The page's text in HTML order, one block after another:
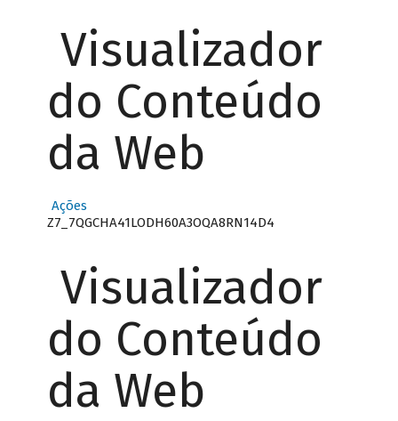
Visualizador
do Conteúdo
da Web
Ações
Z7_7QGCHA41LODH60A3OQA8RN14D4
Visualizador
do Conteúdo
da Web